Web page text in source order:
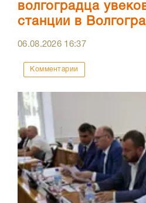
волгоградца
станции в
06.08.2026 16:37
Комментарии